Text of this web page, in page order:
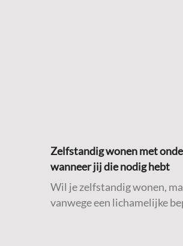
Zelfstandig wonen met
wanneer jij die nodig hebt
Wil je zelfstandig wonen,
vanwege een lichamelijke